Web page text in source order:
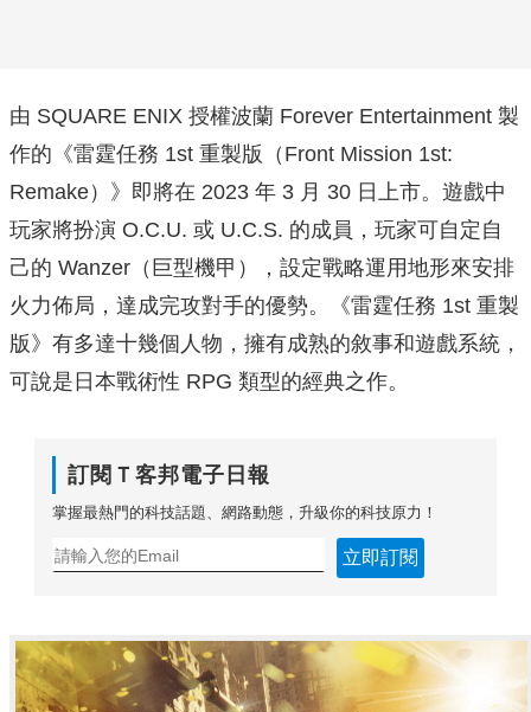
由 SQUARE ENIX 授權波蘭 Forever Entertainment 製
作的《雷霆任務 1st 重製版（Front Mission 1st:
Remake）》即將在 2023 年 3 月 30 日上市。遊戲中
玩家將扮演 O.C.U. 或 U.C.S. 的成員，玩家可自定自
己的 Wanzer（巨型機甲），設定戰略運用地形來安排
火力佈局，達成完攻對手的優勢。《雷霆任務 1st 重製
版》有多達十幾個人物，擁有成熟的敘事和遊戲系統，
可說是日本戰術性 RPG 類型的經典之作。
訂閱Ｔ客邦電子日報
掌握最熱門的科技話題、網路動態，升級你的科技原力！
立即訂閱